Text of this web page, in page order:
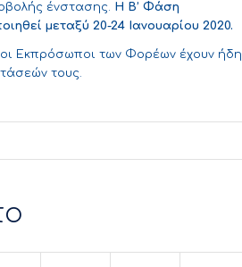
ένστασης. Η Β’ Φάση
μεταξύ 20-24 Ιανουαρίου 2020.
Εκπρόσωποι των Φορέων έχουν ήδη
τους.